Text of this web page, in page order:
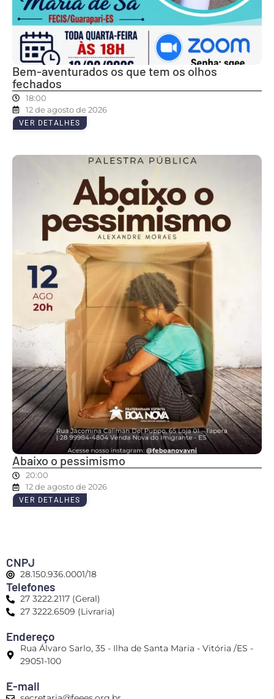
Bem-aventurados os que tem os olhos
fechados
18:00
12 de agosto de 2026
VER DETALHES
Abaixo o pessimismo
20:00
12 de agosto de 2026
VER DETALHES
CNPJ
28.150.936.0001/18
Telefones
27 3222.2117 (Geral)
27 3222.6509 (Livraria)
Endereço
Rua Álvaro Sarlo, 35 - Ilha de Santa Maria - Vitória /ES -
29051-100
E-mail